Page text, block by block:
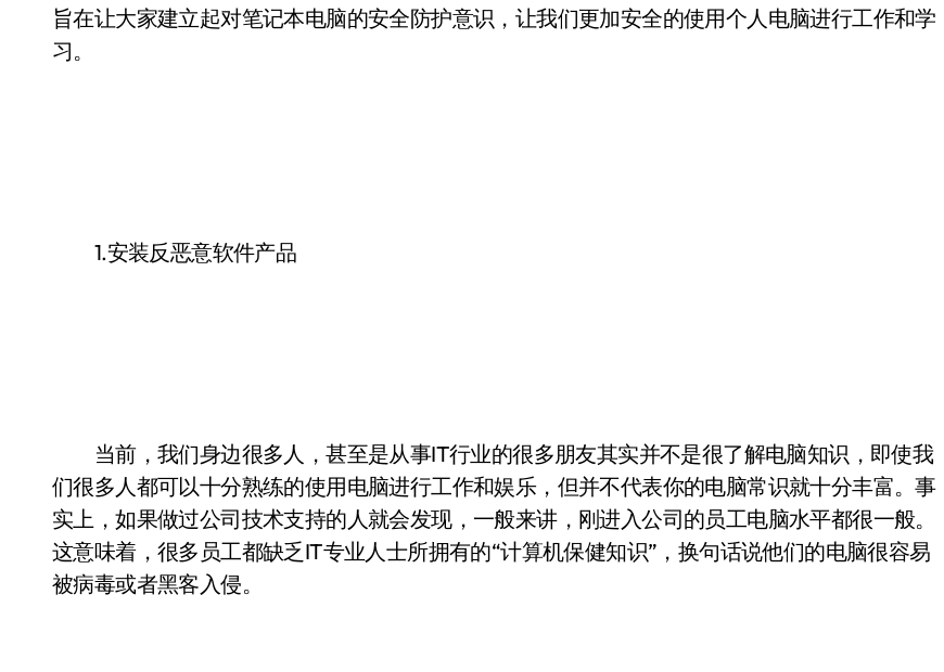
旨在让大家建立起对笔记本电脑的安全防护意识，让我们更加安全的使用个人电脑进行工作和学
习。
1.安装反恶意软件产品
当前，我们身边很多人，甚至是从事IT行业的很多朋友其实并不是很了解电脑知识，即使我
们很多人都可以十分熟练的使用电脑进行工作和娱乐，但并不代表你的电脑常识就十分丰富。事
实上，如果做过公司技术支持的人就会发现，一般来讲，刚进入公司的员工电脑水平都很一般。
这意味着，很多员工都缺乏IT专业人士所拥有的“计算机保健知识”，换句话说他们的电脑很容易
被病毒或者黑客入侵。